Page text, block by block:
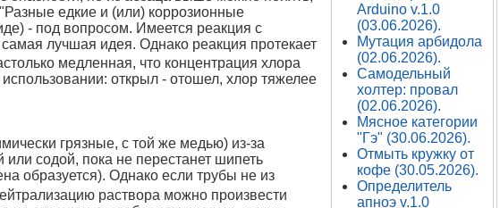
едкие и (или) коррозионные
- под вопросом. Имеется реакция с
лучшая идея. Однако реакция протекает
медленная, что концентрация хлора
открыл - отошел, хлор тяжелее
грязные, с той же медью) из-за
содой, пока не перестанет шипеть
образуется). Однако если трубы не из
раствора можно произвести
Arduino v.1.0
(03.06.2026).
Мутация арбидола
(02.06.2026).
Самодельный
холтер: провал
(02.06.2026).
Мясное категории
"Гэ" (30.06.2026).
Отмыть кружку от
кофе (30.05.2026).
Определитель
апноэ v.1.0